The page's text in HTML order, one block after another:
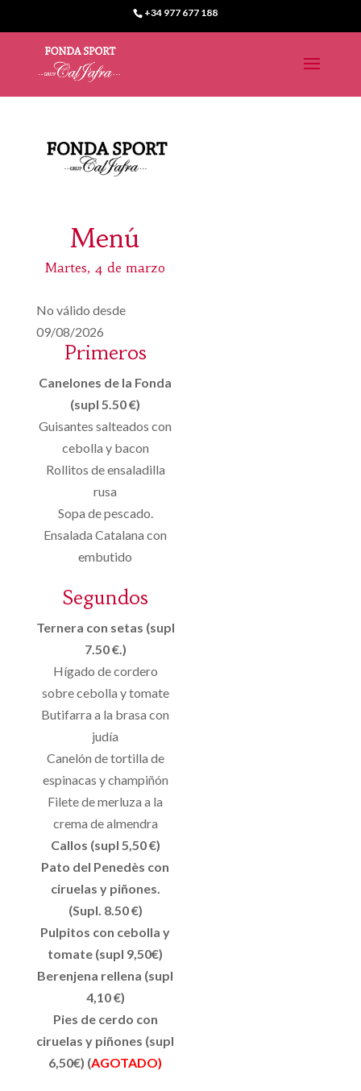
+34 977 677 188
Menú
Martes, 4 de marzo
No válido desde
09/08/2026
Primeros
Canelones de la Fonda
(supl 5.50 €)
Guisantes salteados con
cebolla y bacon
Rollitos de ensaladilla
rusa
Sopa de pescado.
Ensalada Catalana con
embutido
Segundos
Ternera con setas (supl
7.50 €.)
Hígado de cordero
sobre cebolla y tomate
Butifarra a la brasa con
judía
Canelón de tortilla de
espinacas y champiñón
Filete de merluza a la
crema de almendra
Callos (supl 5,50 €)
Pato del Penedès con
ciruelas y piñones.
(Supl. 8.50 €)
Pulpitos con cebolla y
tomate (supl 9,50€)
Berenjena rellena (supl
4,10 €)
Pies de cerdo con
ciruelas y piñones (supl
6,50€) (AGOTADO)